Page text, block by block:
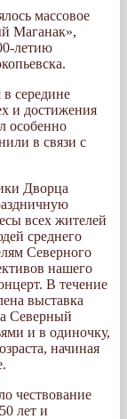
массовое
Маганак»,
летию
середине
и достижения
особенно
в связи с
Дворца
всех жителей
среднего
Северного
нашего
В течение
выставка
Северный
и в одиночку,
начиная
чествование
лет и